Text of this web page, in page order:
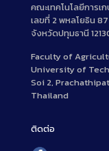
คณะเทคโนโลยีการ
เลขที่ 2 พหลโยธิน
จังหวัดปทุมธานี
Faculty of
University of
Soi 2,
Thailand
ติดต่อ